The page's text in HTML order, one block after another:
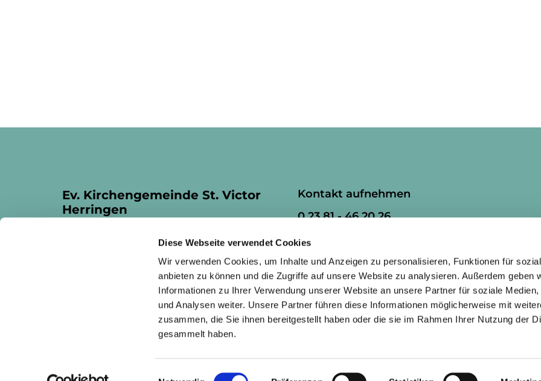
Diese Webseite verwendet Cookies
Wir verwenden Cookies, um Inhalte und Anzeigen zu personalisieren, Funktionen für
anbieten zu können und die Zugriffe auf unsere Website zu analysieren. Außerdem geben
Informationen zu Ihrer Verwendung unserer Website an unsere Partner für soziale Medien,
und Analysen weiter. Unsere Partner führen diese Informationen möglicherweise mit
zusammen, die Sie ihnen bereitgestellt haben oder die sie im Rahmen Ihrer Nutzung der
gesammelt haben.
Einwilligungsauswahl
Ev. Kirchengemeinde St. Victor
Herringen
Kontakt aufnehmen
0 23 81 - 46 20 26
ham-kg-herringen@kirchenkreis-